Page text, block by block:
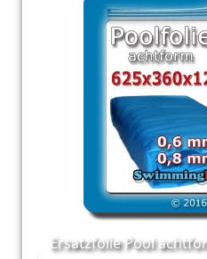
Ersatzfolie Pool